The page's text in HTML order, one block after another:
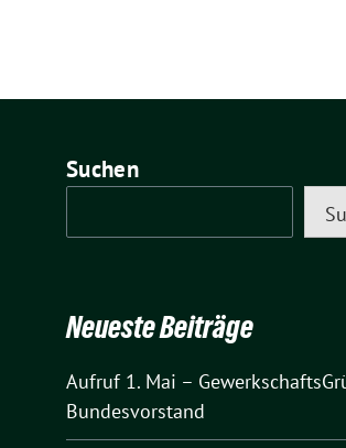
Suchen
Neueste Beiträge
Aufruf 1. Mai –
Bundesvorstand